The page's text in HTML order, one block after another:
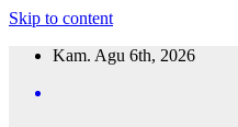
Skip to content
Kam. Agu 6th, 2026